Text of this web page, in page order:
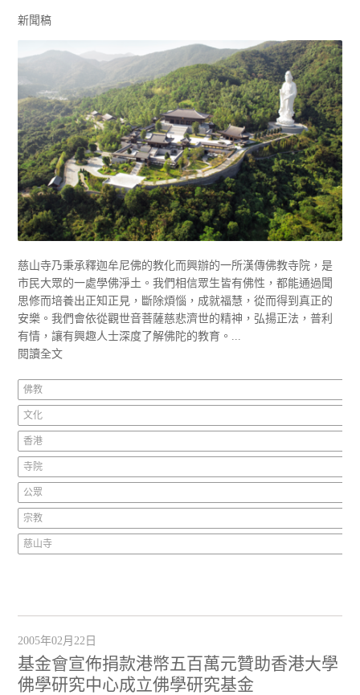
新聞稿
慈山寺乃秉承釋迦牟尼佛的教化而興辦的一所漢傳佛教寺院，是
市民大眾的一處學佛淨土。我們相信眾生皆有佛性，都能通過聞
思修而培養出正知正見，斷除煩惱，成就福慧，從而得到真正的
安樂。我們會依從觀世音菩薩慈悲濟世的精神，弘揚正法，普利
有情，讓有興趣人士深度了解佛陀的教育。...
閱讀全文
佛教
文化
香港
寺院
公眾
宗教
慈山寺
2005年02月22日
基金會宣佈捐款港幣五百萬元贊助香港大學
佛學研究中心成立佛學研究基金